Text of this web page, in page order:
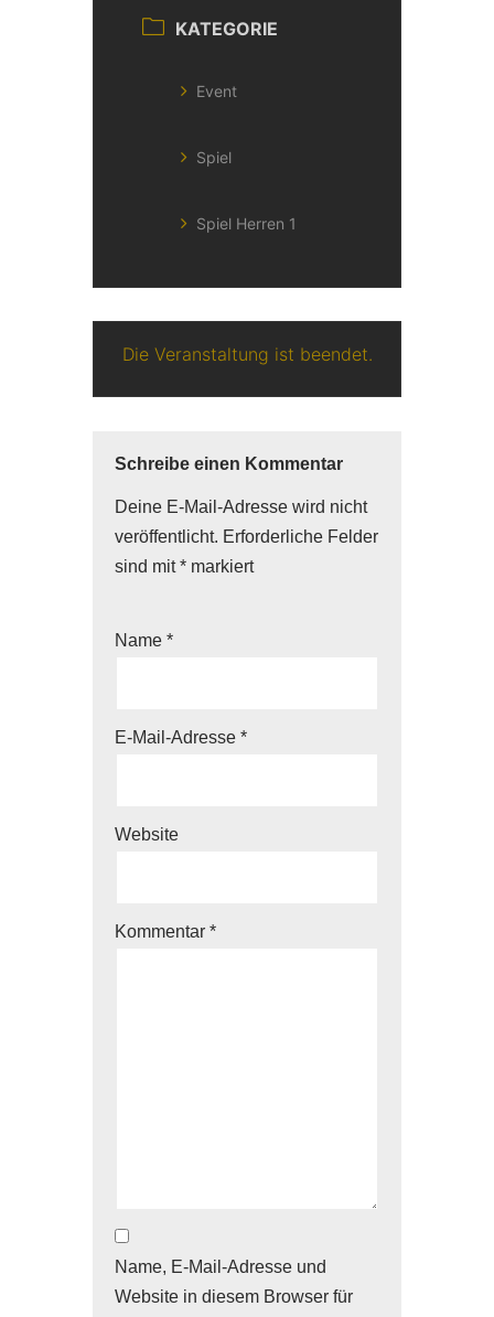
KATEGORIE
Event
Spiel
Spiel Herren 1
Die Veranstaltung ist beendet.
Schreibe einen Kommentar
Deine E-Mail-Adresse wird nicht
veröffentlicht. Erforderliche Felder
sind mit* markiert
Name *
E-Mail-Adresse *
Website
Kommentar *
Name, E-Mail-Adresse und
Website in diesem Browser für